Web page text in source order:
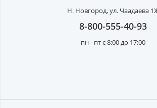
Н. Новгород,ул. Чаадаева
8-800-555-40-93
пн - пт с 8:00 до 17:00